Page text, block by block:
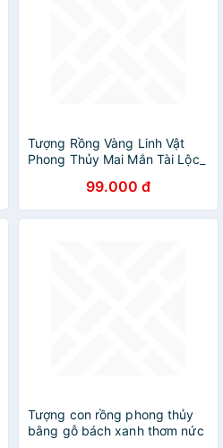
Tượng Rồng Vàng Linh Vật
Phong Thủy Mai Mắn Tài Lộc_
99.000 đ
Tượng con rồng phong thủy
bằng gỗ bách xanh thơm nức